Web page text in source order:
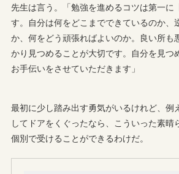
先生は言う。「勉強を進めるコツは第一に
す。自分は何をどこまでできているのか、
か、何をどう頑張ればよいのか。良い所も
かり見つめることが大切です。自分を見つ
お手伝いをさせていただきます」
最初に少し踏み出す勇気がいるけれど、例
してドアをくぐったなら、こういった素晴
個別で受けることができるわけだ。